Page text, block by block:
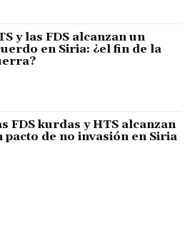
y las FDS alcanzan un
en Siria: ¿el fin de la
FDS kurdas y HTS alcanzan
pacto de no invasión en Siria